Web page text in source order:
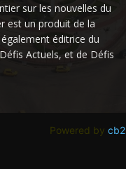
sur les nouvelles du
est un produit de la
éditrice du
Actuels, et de Défis
Powered by cb2